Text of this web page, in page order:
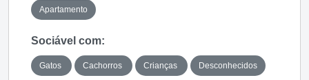
Apartamento
Sociável com:
Gatos Cachorros Crianças Desconhecidos